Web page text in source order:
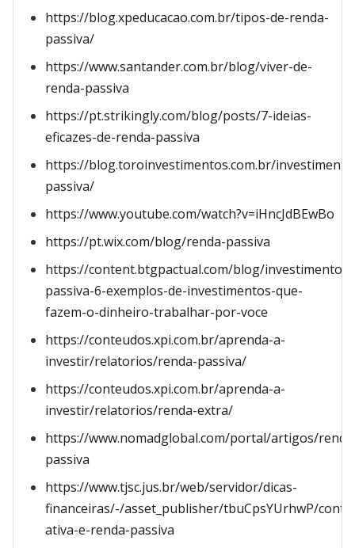
https://blog.xpeducacao.com.br/tipos-de-renda-
passiva/
https://www.santander.com.br/blog/viver-de-
renda-passiva
https://pt.strikingly.com/blog/posts/7-ideias-
eficazes-de-renda-passiva
https://blog.toroinvestimentos.com.br/
passiva/
https://www.youtube.com/watch?v=iHncJdBEwBo
https://pt.wix.com/blog/renda-passiva
https://content.btgpactual.com/blog/
passiva-6-exemplos-de-investimentos-que-
fazem-o-dinheiro-trabalhar-por-voce
https://conteudos.xpi.com.br/aprenda-a-
investir/relatorios/renda-passiva/
https://conteudos.xpi.com.br/aprenda-a-
investir/relatorios/renda-extra/
https://www.nomadglobal.com/portal/artigos/
passiva
https://www.tjsc.jus.br/web/servidor/dicas-
financeiras/-/asset_publisher/tbuCpsYUrhwP/
ativa-e-renda-passiva